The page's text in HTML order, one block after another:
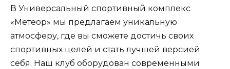
В Универсальный спортивный комплекс
«Метеор» мы предлагаем уникальную
атмосферу, где вы сможете достичь своих
спортивных целей и стать лучшей версией
себя. Наш клуб оборудован современными